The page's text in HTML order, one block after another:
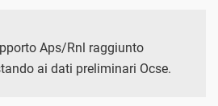
Aps/Rnl raggiunto
ai dati preliminari Ocse.